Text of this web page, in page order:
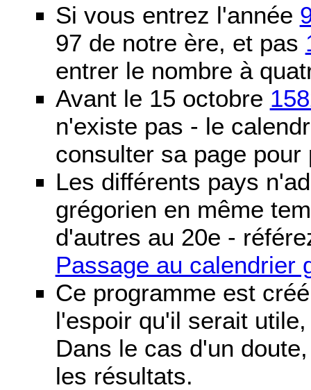
Si vous entrez l'année
97 de notre ère, et pas
entrer le nombre à
Avant le 15 octobre
n'existe pas - le
consulter sa page pour
Les différents pays
grégorien en même
d'autres au 20e -
Passage au calendrier
Ce programme est
l'espoir qu'il serait
Dans le cas d'un
les résultats.